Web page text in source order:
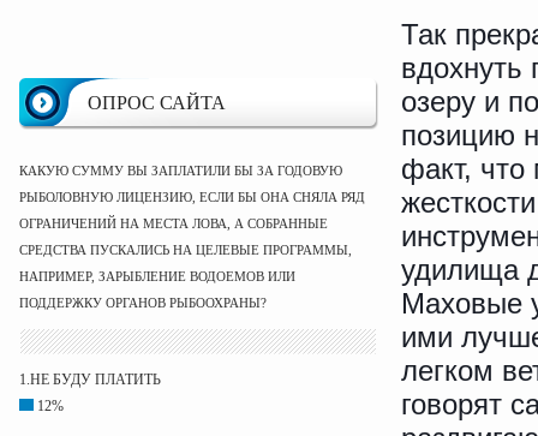
ОПРОС САЙТА
КАКУЮ СУММУ ВЫ ЗАПЛАТИЛИ БЫ ЗА ГОДОВУЮ
РЫБОЛОВНУЮ ЛИЦЕНЗИЮ, ЕСЛИ БЫ ОНА СНЯЛА РЯД
ОГРАНИЧЕНИЙ НА МЕСТА ЛОВА, А СОБРАННЫЕ
СРЕДСТВА ПУСКАЛИСЬ НА ЦЕЛЕВЫЕ ПРОГРАММЫ,
НАПРИМЕР, ЗАРЫБЛЕНИЕ ВОДОЕМОВ ИЛИ
ПОДДЕРЖКУ ОРГАНОВ РЫБООХРАНЫ?
1.НЕ БУДУ ПЛАТИТЬ
12%
Так
вдохнуть
озеру и
позицию
факт, что
удилища
Маховые
ими
легком
говорят